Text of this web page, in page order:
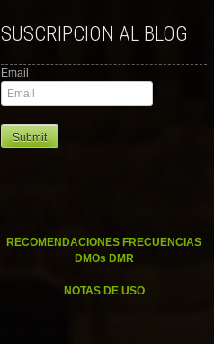
SUSCRIPCION AL BLOG
Email
RECOMENDACIONES FRECUENCIAS
DMOs DMR
NOTAS DE USO